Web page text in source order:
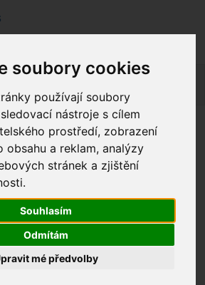
soubory cookies
používají soubory
nástroje s cílem
prostředí, zobrazení
obsahu a reklam, analýzy
stránek a zjištění
Souhlasím
Odmítám
mé předvolby
chvíli je Náš internetový obchod v
on-line nyní nelze vyřídit.